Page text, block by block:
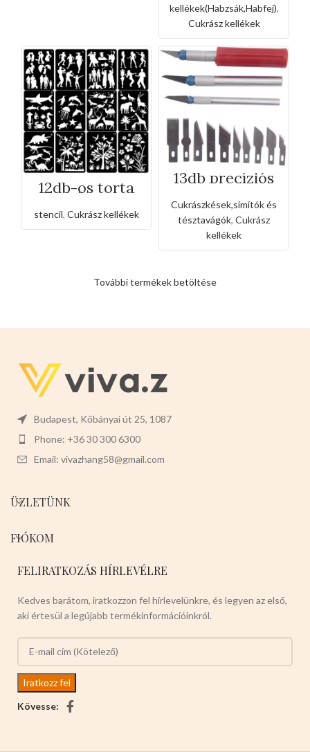
kellékek(Habzsák,Habfej),
Cukrász kellékek
12db-os torta
díszítő stencil
élőlény
mintázattal
stencil, Cukrász kellékek
13db precíziós
gravírozó kés
készlet
Cukrászkések,simítók és
tésztavágók, Cukrász
kellékek
További termékek betöltése
Budapest, Kőbányai út 25, 1087
Phone: +36 30 300 6300
Email: vivazhang58@gmail.com
ÜZLETÜNK
FIÓKOM
FELIRATKOZÁS HÍRLEVÉLRE
Kedves barátom, iratkozzon fel hírlevelünkre, és legyen az első,
aki értesül a legújabb termékinformációinkról.
Kövesse: